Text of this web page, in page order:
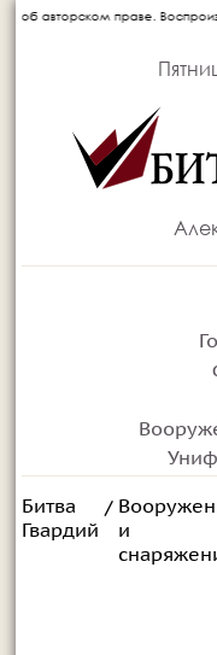
Воспроизведение
Битва
Гвардий
/
и